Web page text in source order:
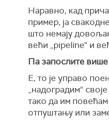
Наравно, кад
пример, ја
што немају
већи „pipeline“ и
Па запослите
Е, то је управо
„надоградим“
тако да им
отпуштању или